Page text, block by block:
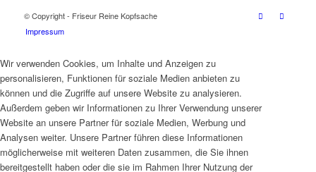
© Copyright - Friseur Reine Kopfsache
Impressum
Wir verwenden Cookies, um Inhalte und Anzeigen zu
personalisieren, Funktionen für soziale Medien anbieten zu
können und die Zugriffe auf unsere Website zu analysieren.
Außerdem geben wir Informationen zu Ihrer Verwendung unserer
Website an unsere Partner für soziale Medien, Werbung und
Analysen weiter. Unsere Partner führen diese Informationen
möglicherweise mit weiteren Daten zusammen, die Sie ihnen
bereitgestellt haben oder die sie im Rahmen Ihrer Nutzung der